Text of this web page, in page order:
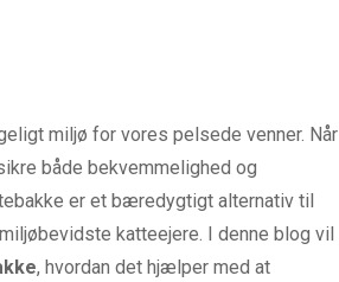
miljø for vores pelsede venner. Når
både bekvemmelighed og
er et bæredygtigt alternativ til
katteejere. I denne blog vil
, hvordan det hjælper med at